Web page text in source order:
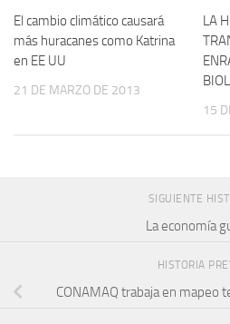
El cambio climático causará
más huracanes como Katrina
en EE UU
21 DE MARZO DE 2013
LA
15
SIGUIENTE
La economía
HISTORIA
CONAMAQ trabaja en mapeo